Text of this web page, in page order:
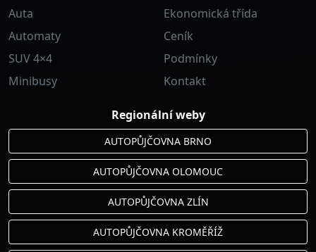
Auta
Automaty
SUV 4×4
Minibusy
Ekonomická třída
Ceník
Podmínky
Kontakt
Regionální weby
AUTOPŮJČOVNA BRNO
AUTOPŮJČOVNA OLOMOUC
AUTOPŮJČOVNA ZLÍN
AUTOPŮJČOVNA KROMĚŘÍŽ